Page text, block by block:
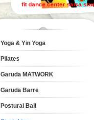
fit dance center salsa
Yoga & Yin Yoga
Pilates
Garuda MATWORK
Garuda Barre
Postural Ball